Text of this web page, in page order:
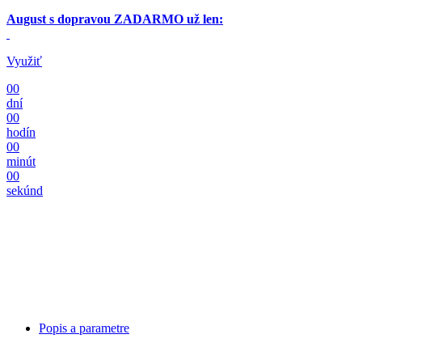
August s dopravou ZADARMO už len:
Využiť
00
dní
00
hodín
00
minút
00
sekúnd
Popis a parametre